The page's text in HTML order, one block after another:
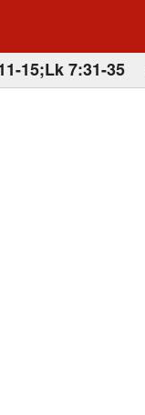
15;Lk 7:31-35